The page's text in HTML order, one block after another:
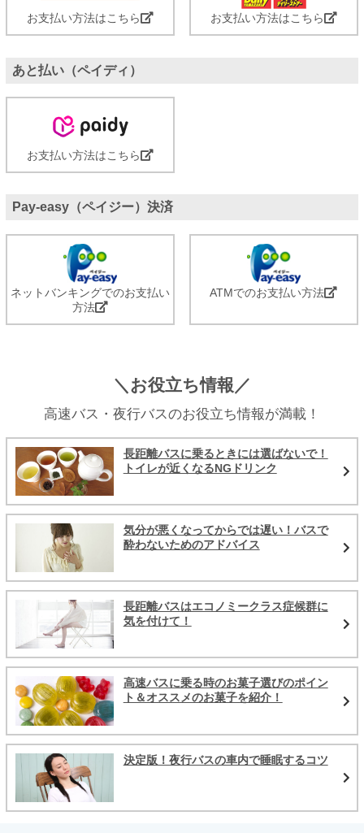
お支払い方法はこちら お支払い方法はこちら
あと払い（ペイディ）
お支払い方法はこちら
Pay-easy（ペイジー）決済
ネットバンキングでのお支払い
方法
ATMでのお支払い方法
＼お役立ち情報／
高速バス・夜行バスのお役立ち情報が満載！
長距離バスに乗るときには選ばないで！
トイレが近くなるNGドリンク
気分が悪くなってからでは遅い！バスで
酔わないためのアドバイス
長距離バスはエコノミークラス症候群に
気を付けて！
高速バスに乗る時のお菓子選びのポイン
ト＆オススメのお菓子を紹介！
決定版！夜行バスの車内で睡眠するコツ